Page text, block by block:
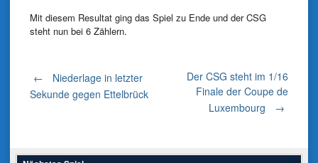
Mit diesem Resultat ging das Spiel zu Ende und der CSG
steht nun bei 6 Zählern.
Post
←
Niederlage in letzter
Sekunde gegen Ettelbrück
Der CSG steht im 1/16
Finale der Coupe de
Luxembourg
→